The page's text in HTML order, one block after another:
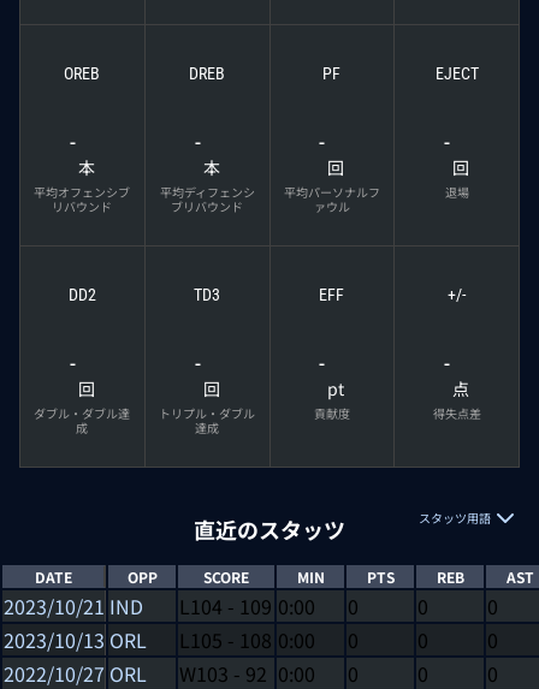
OREB
-
本
平均オフェンシブ
リバウンド
DREB
-
本
平均ディフェンシ
ブリバウンド
PF
-
回
平均パーソナルフ
ァウル
EJECT
-
回
退場
DD2
-
回
ダブル・ダブル達
成
TD3
-
回
トリプル・ダブル
達成
EFF
-
pt
貢献度
+/-
-
点
得失点差
直近のスタッツ スタッツ用語
DATE OPP SCORE MIN PTS REB AST
2023/10/21 IND L104 - 109 0:00 0 0
0
2023/10/13 ORL L105 - 108 0:00 0 0
0
2022/10/27 ORL W103 - 92 0:00 0 0
0